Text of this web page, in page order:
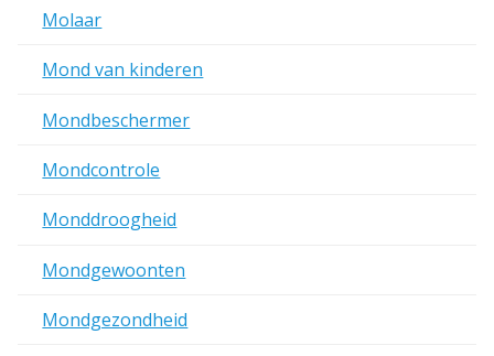
Molaar
Mond van kinderen
Mondbeschermer
Mondcontrole
Monddroogheid
Mondgewoonten
Mondgezondheid